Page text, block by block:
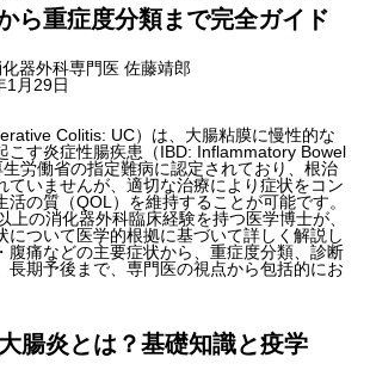
ら重症度分類まで完全ガイド
器外科専門医 佐藤靖郎
1月29日
Colitis: UC）は、大腸粘膜に慢性的な
こす炎症性腸疾患（IBD: Inflammatory Bowel
労働省の指定難病に認定されており、根治
ていませんが、適切な治療により症状をコン
活の質（QOL）を維持することが可能です。
上の消化器外科臨床経験を持つ医学博士が、
について医学的根拠に基づいて詳しく解説し
腹痛などの主要症状から、重症度分類、診断
長期予後まで、専門医の視点から包括的にお
腸炎とは？基礎知識と疫学